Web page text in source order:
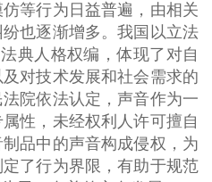
等行为日益普遍，由相关
也逐渐增多。我国以立法
典人格权编，体现了对自
对技术发展和社会需求的
院依法认定，声音作为一
性，未经权利人许可擅自
品中的声音构成侵权，为
了行为界限，有助于规范